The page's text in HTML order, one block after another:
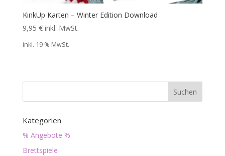
KinkUp Karten – Winter Edition Download
9,95 € inkl. MwSt.
inkl. 19 % MwSt.
Suchen
Kategorien
% Angebote %
Brettspiele